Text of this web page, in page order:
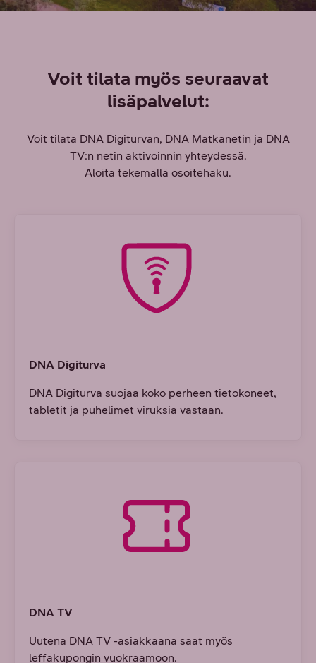
Voit tilata myös seuraavat
lisäpalvelut:
Voit tilata DNA Digiturvan, DNA Matkanetin ja DNA
TV:n netin aktivoinnin yhteydessä.
Aloita tekemällä osoitehaku.
DNA Digiturva
DNA Digiturva suojaa koko perheen tietokoneet,
tabletit ja puhelimet viruksia vastaan.
DNA TV
Uutena DNA TV -asiakkaana saat myös
leffakupongin vuokraamoon.